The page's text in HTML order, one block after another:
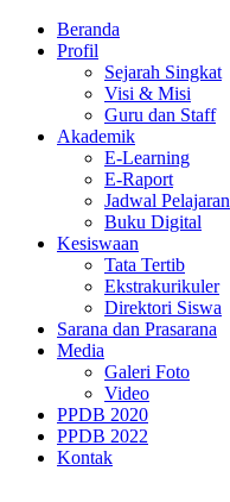
Beranda
Profil
Sejarah Singkat
Visi & Misi
Guru dan Staff
Akademik
E-Learning
E-Raport
Jadwal Pelajaran
Buku Digital
Kesiswaan
Tata Tertib
Ekstrakurikuler
Direktori Siswa
Sarana dan Prasarana
Media
Galeri Foto
Video
PPDB 2020
PPDB 2022
Kontak